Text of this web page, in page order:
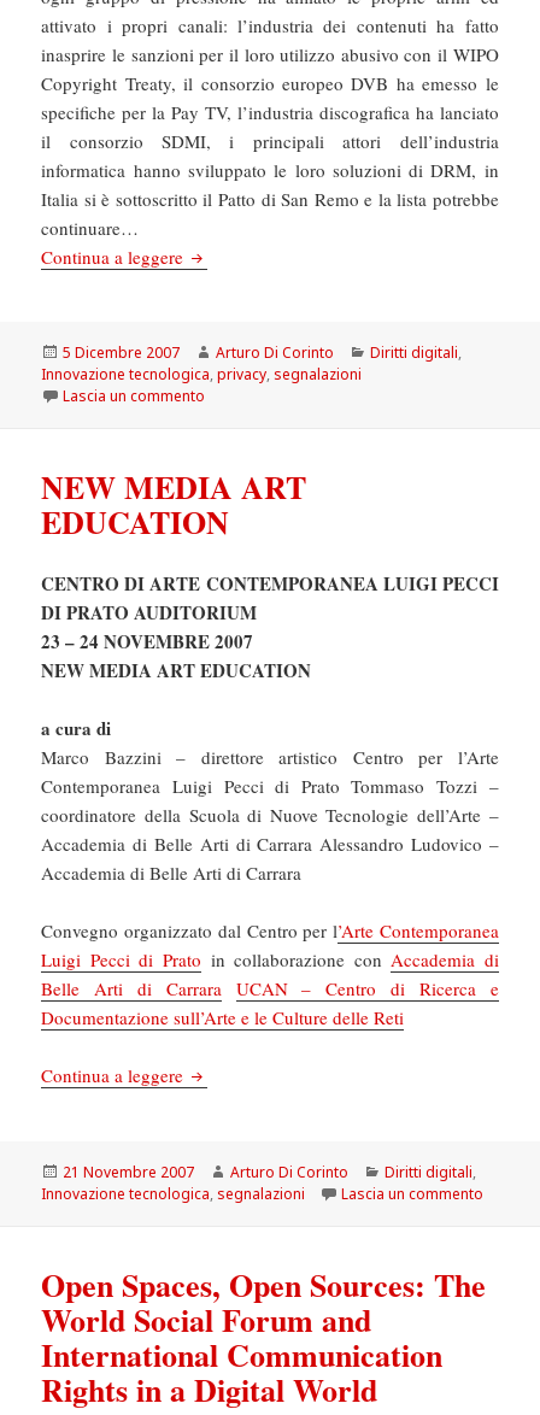
attivato i propri canali: l’industria dei contenuti ha fatto
inasprire le sanzioni per il loro utilizzo abusivo con il WIPO
Copyright Treaty, il consorzio europeo DVB ha emesso le
specifiche per la Pay TV, l’industria discografica ha lanciato
il consorzio SDMI, i principali attori dell’industria
informatica hanno sviluppato le loro soluzioni di DRM, in
Italia si è sottoscritto il Patto di San Remo e la lista potrebbe
continuare…
Continua a leggere Appello al Vicepresidente del Consiglio
Scritto
il
5 Dicembre 2007 Autore
Arturo Di Corinto Categorie
Diritti digitali,
Innovazione tecnologica,privacy, segnalazioni
Lascia un commento
NEW MEDIA ART
EDUCATION
CENTRO DI ARTE CONTEMPORANEA LUIGI PECCI
DI PRATO AUDITORIUM
23 – 24 NOVEMBRE 2007
NEW MEDIA ART EDUCATION
a cura di
Marco Bazzini – direttore artistico Centro per l’Arte
Contemporanea Luigi Pecci di Prato Tommaso Tozzi –
coordinatore della Scuola di Nuove Tecnologie dell’Arte –
Accademia di Belle Arti di Carrara Alessandro Ludovico –
Accademia di Belle Arti di Carrara
Convegno organizzato dal Centro per l’Arte Contemporanea
Luigi Pecci di Prato in collaborazione conAccademia di
Belle Arti di Carrara
UCAN – Centro di Ricerca e
Documentazione sull’Arte e le Culture delle Reti
Continua a leggere NEW MEDIA ART EDUCATION
Scritto
il
21 Novembre 2007 Autore
Arturo Di Corinto Categorie
Diritti digitali,
Innovazione tecnologica, segnalazioni Lascia un commento
Open Spaces, Open Sources: The
World Social Forum and
International Communication
Rights in a Digital World